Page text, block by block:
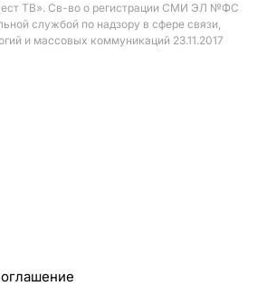
ТВ». Св-во о регистрации СМИ ЭЛ №ФС
службой по надзору в сфере связи,
и массовых коммуникаций 23.11.2017